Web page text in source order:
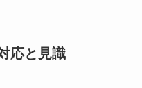
応と見識